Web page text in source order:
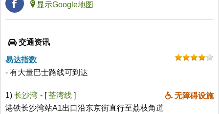
显示Google地图
交通资讯
易达指数
- 有大量巴士路线可到达
1) 长沙湾 无障碍设施
- [荃湾线 ]
港铁长沙湾站A1出口沿东京街直行至荔枝角道